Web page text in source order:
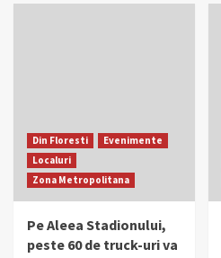
Din Floresti
Evenimente
Localuri
Zona Metropolitana
Pe Aleea Stadionului,
peste 60 de truck-uri va